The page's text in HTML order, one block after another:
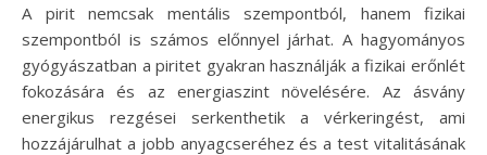
A pirit nemcsak mentális szempontból, hanem fizikai
szempontból is számos előnnyel járhat. A hagyományos
gyógyászatban a piritet gyakran használják a fizikai erőnlét
fokozására és az energiaszint növelésére. Az ásvány
energikus rezgései serkenthetik a vérkeringést, ami
hozzájárulhat a jobb anyagcseréhez és a test vitalitásának